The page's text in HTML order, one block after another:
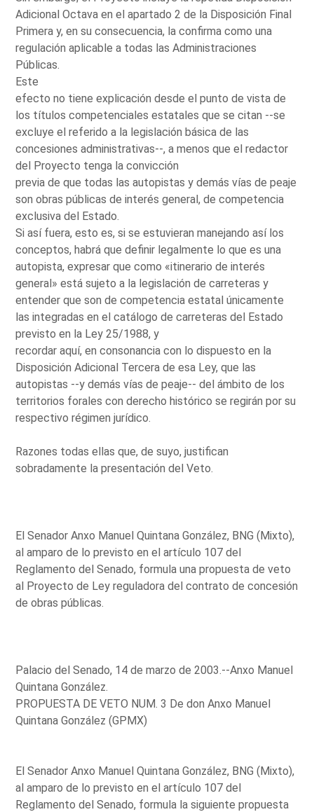
Adicional Octava en el apartado 2 de la Disposición Final
Primera y, en su consecuencia, la confirma como una
regulación aplicable a todas las Administraciones
Públicas.
Este
efecto no tiene explicación desde el punto de vista de
los títulos competenciales estatales que se citan --se
excluye el referido a la legislación básica de las
concesiones administrativas--, a menos que el redactor
del Proyecto tenga la convicción
previa de que todas las autopistas y demás vías de peaje
son obras públicas de interés general, de competencia
exclusiva del Estado.
Si así fuera, esto es, si se estuvieran manejando así los
conceptos, habrá que definir legalmente lo que es una
autopista, expresar que como «itinerario de interés
general» está sujeto a la legislación de carreteras y
entender que son de competencia estatal únicamente
las integradas en el catálogo de carreteras del Estado
previsto en la Ley 25/1988, y
recordar aquí, en consonancia con lo dispuesto en la
Disposición Adicional Tercera de esa Ley, que las
autopistas --y demás vías de peaje-- del ámbito de los
territorios forales con derecho histórico se regirán por su
respectivo régimen jurídico.
Razones todas ellas que, de suyo, justifican
sobradamente la presentación del Veto.
El Senador Anxo Manuel Quintana González, BNG (Mixto),
al amparo de lo previsto en el artículo 107 del
Reglamento del Senado, formula una propuesta de veto
al Proyecto de Ley reguladora del contrato de concesión
de obras públicas.
Palacio del Senado, 14 de marzo de 2003.--Anxo Manuel
Quintana González.
PROPUESTA DE VETO NUM. 3 De don Anxo Manuel
Quintana González (GPMX)
El Senador Anxo Manuel Quintana González, BNG (Mixto),
al amparo de lo previsto en el artículo 107 del
Reglamento del Senado, formula la siguiente propuesta